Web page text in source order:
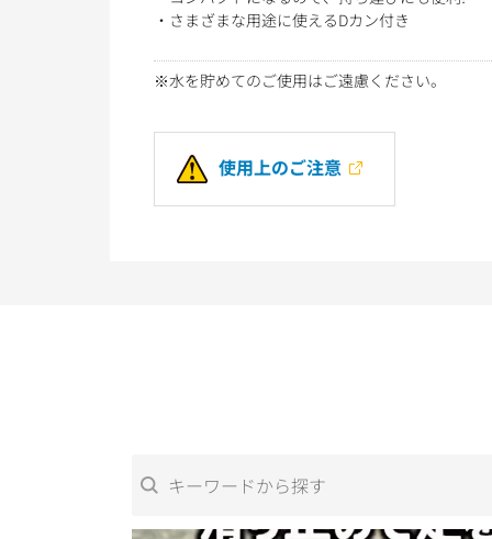
・さまざまな用途に使えるDカン付き
※水を貯めてのご使用はご遠慮ください。
使用上のご注意